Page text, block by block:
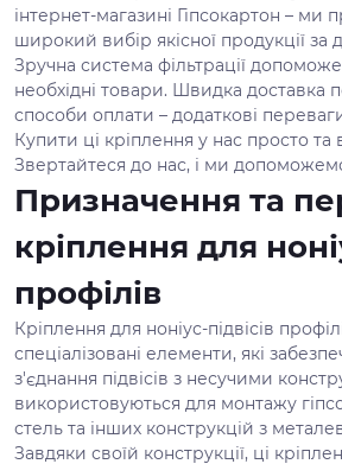
інтернет-магазині Гіпсокартон – ми
широкий вибір якісної продукції за
Зручна система фільтрації
необхідні товари. Швидка доставка
способи оплати – додаткові
Купити ці кріплення у нас просто та
Звертайтеся до нас, і ми
Призначення та
кріплення для
профілів
Кріплення для ноніус-підвісів
спеціалізовані елементи, які
з'єднання підвісів з несучими
використовуються для монтажу
стель та інших конструкцій з
Завдяки своїй конструкції, ці